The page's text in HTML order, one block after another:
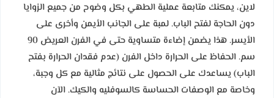
لاين، يمكنك متابعة عملية الطهي بكل وضوح من جميع الزوايا
دون الحاجة لفتح الباب. لمبة على الجانب الأيمن وأخرى على
الأيسر. هذا يضمن إضاءة متساوية حتى في الفرن العريض 90
سم. الحفاظ على الحرارة داخل الفرن (عدم فقدان الحرارة بفتح
الباب) يساعدك على الحصول على نتائج مثالية مع كل وجبة،
وخاصة مع الوصفات الحساسة كالسوفليه والكيك. الآن